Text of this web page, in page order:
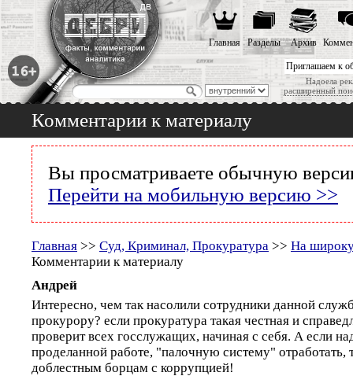
Приглашаем к
Надоела
расширенный
Главная Разделы Архив
Комментарии к материалу
Вы просматриваете обычную
Перейти на мобильную версию >>
Главная >> Суд, Криминал, Прокуратура >> На
Комментарии к материалу
Андрей
Интересно, чем так насолили сотрудники данной
прокурору? если прокуратура такая честная и
проверит всех госслужащих, начиная с себя. А если
проделанной работе, "палочную систему" отработать,
доблестным борцам с коррупцией!